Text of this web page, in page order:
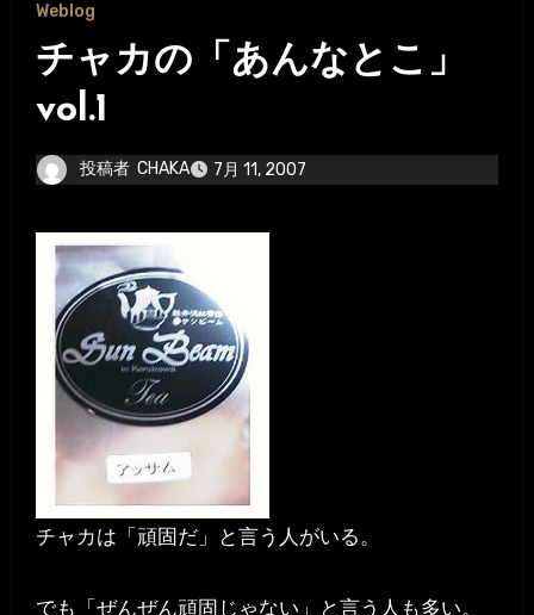
Weblog
チャカの「あんなとこ」
vol.1
投稿者 CHAKA 7月 11, 2007
チャカは「頑固だ」と言う人がいる。
でも「ぜんぜん頑固じゃない」と言う人も多い。